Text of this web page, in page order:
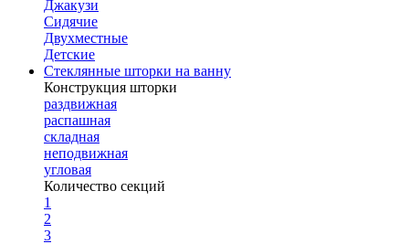
Джакузи
Сидячие
Двухместные
Детские
Стеклянные шторки на ванну
Конструкция шторки
раздвижная
распашная
складная
неподвижная
угловая
Количество секций
1
2
3